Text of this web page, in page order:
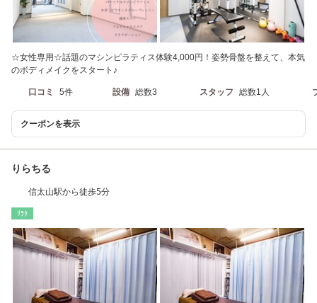
☆女性専用☆話題のマシンピラティス体験4,000円！姿勢骨盤を整えて、本気
のボディメイクをスタート♪
口コミ 5件 設備 総数3 スタッフ 総数1人
クーポンを表示
りらちる
信太山駅から徒歩5分
ﾘﾗｸ